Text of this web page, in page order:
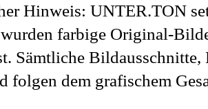
Hinweis: UNTER.TON
farbige Original-
Sämtliche
folgen dem grafischem